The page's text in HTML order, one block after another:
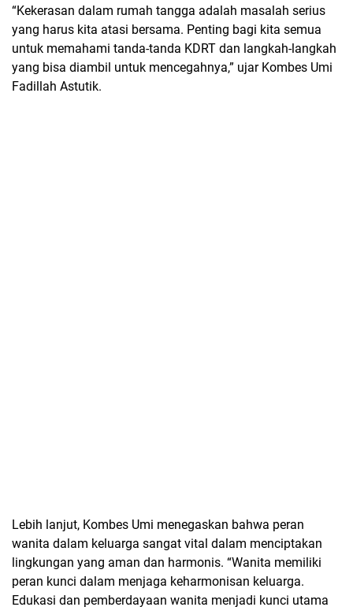
“Kekerasan dalam rumah tangga adalah masalah serius
yang harus kita atasi bersama. Penting bagi kita semua
untuk memahami tanda-tanda KDRT dan langkah-langkah
yang bisa diambil untuk mencegahnya,” ujar Kombes Umi
Fadillah Astutik.
Lebih lanjut, Kombes Umi menegaskan bahwa peran
wanita dalam keluarga sangat vital dalam menciptakan
lingkungan yang aman dan harmonis. “Wanita memiliki
peran kunci dalam menjaga keharmonisan keluarga.
Edukasi dan pemberdayaan wanita menjadi kunci utama